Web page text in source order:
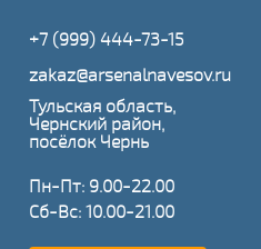
+7 (999) 444-73-15
zakaz@arsenalnavesov.ru
Тульская область,
Чернский район,
посёлок Чернь
Пн-Пт: 9.00-22.00
Сб-Вс: 10.00-21.00